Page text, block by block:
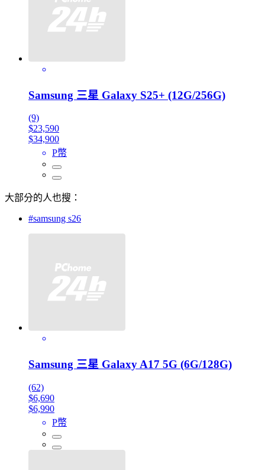
Samsung 三星 Galaxy S25+ (12G/256G)
(9)
$23,590
$34,900
P幣
大部分的人也搜：
#samsung s26
Samsung 三星 Galaxy A17 5G (6G/128G)
(62)
$6,690
$6,990
P幣